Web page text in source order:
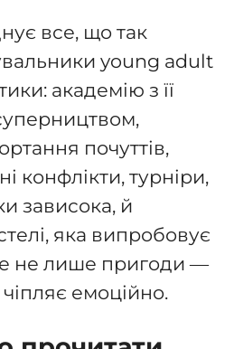
все, що так
young adult
академію з її
почуттів,
конфлікти, турніри,
зависока, й
яка випробовує
не лише пригоди —
чіпляє емоційно.